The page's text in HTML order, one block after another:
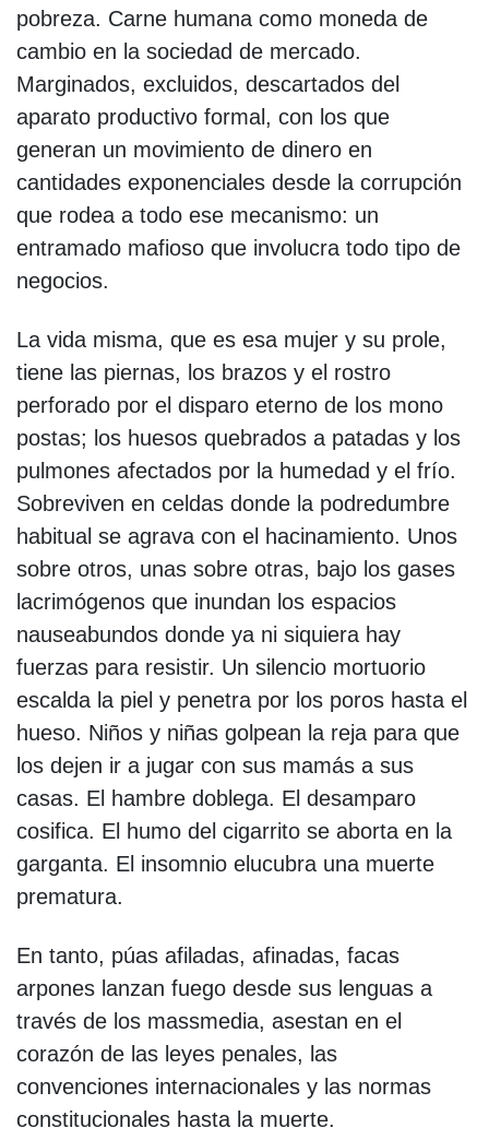
pobreza. Carne humana como moneda de
cambio en la sociedad de mercado.
Marginados, excluidos, descartados del
aparato productivo formal, con los que
generan un movimiento de dinero en
cantidades exponenciales desde la corrupción
que rodea a todo ese mecanismo: un
entramado mafioso que involucra todo tipo de
negocios.
La vida misma, que es esa mujer y su prole,
tiene las piernas, los brazos y el rostro
perforado por el disparo eterno de los mono
postas; los huesos quebrados a patadas y los
pulmones afectados por la humedad y el frío.
Sobreviven en celdas donde la podredumbre
habitual se agrava con el hacinamiento. Unos
sobre otros, unas sobre otras, bajo los gases
lacrimógenos que inundan los espacios
nauseabundos donde ya ni siquiera hay
fuerzas para resistir. Un silencio mortuorio
escalda la piel y penetra por los poros hasta el
hueso. Niños y niñas golpean la reja para que
los dejen ir a jugar con sus mamás a sus
casas. El hambre doblega. El desamparo
cosifica. El humo del cigarrito se aborta en la
garganta. El insomnio elucubra una muerte
prematura.
En tanto, púas afiladas, afinadas, facas
arpones lanzan fuego desde sus lenguas a
través de los massmedia, asestan en el
corazón de las leyes penales, las
convenciones internacionales y las normas
constitucionales hasta la muerte.